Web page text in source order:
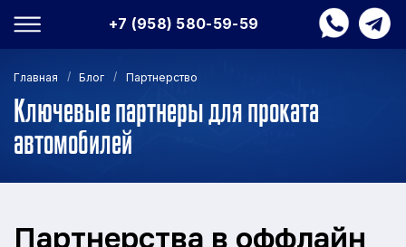
+7 (958) 580-59-59
Главная / Блог / Партнерство
Ключевые партнеры для проката
автомобилей
Партнерства в оффлайн